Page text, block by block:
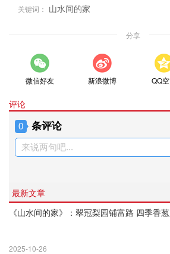
关键词： 山水间的家
分享
微信好友 新浪微博 QQ
评论
0 条评论
来说两句吧...
最新文章
《山水间的家》：翠冠梨园铺富路 四季香
2025-10-26